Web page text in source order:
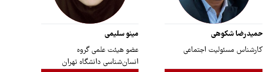
حمیدرضا شکوهی
کارشناس مسئولیت اجتماعی
مینو سلیمی
عضو هیئت علمی گروه
انسان‌شناسی دانشگاه تهران